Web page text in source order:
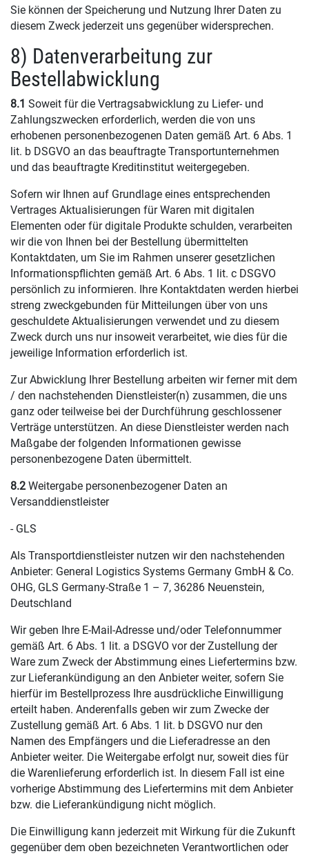
Sie können der Speicherung und Nutzung Ihrer Daten zu
diesem Zweck jederzeit uns gegenüber widersprechen.
8) Datenverarbeitung zur
Bestellabwicklung
8.1 Soweit für die Vertragsabwicklung zu Liefer- und
Zahlungszwecken erforderlich, werden die von uns
erhobenen personenbezogenen Daten gemäß Art. 6 Abs. 1
lit. b DSGVO an das beauftragte Transportunternehmen
und das beauftragte Kreditinstitut weitergegeben.
Sofern wir Ihnen auf Grundlage eines entsprechenden
Vertrages Aktualisierungen für Waren mit digitalen
Elementen oder für digitale Produkte schulden, verarbeiten
wir die von Ihnen bei der Bestellung übermittelten
Kontaktdaten, um Sie im Rahmen unserer gesetzlichen
Informationspflichten gemäß Art. 6 Abs. 1 lit. c DSGVO
persönlich zu informieren. Ihre Kontaktdaten werden hierbei
streng zweckgebunden für Mitteilungen über von uns
geschuldete Aktualisierungen verwendet und zu diesem
Zweck durch uns nur insoweit verarbeitet, wie dies für die
jeweilige Information erforderlich ist.
Zur Abwicklung Ihrer Bestellung arbeiten wir ferner mit dem
/ den nachstehenden Dienstleister(n) zusammen, die uns
ganz oder teilweise bei der Durchführung geschlossener
Verträge unterstützen. An diese Dienstleister werden nach
Maßgabe der folgenden Informationen gewisse
personenbezogene Daten übermittelt.
8.2 Weitergabe personenbezogener Daten an
Versanddienstleister
- GLS
Als Transportdienstleister nutzen wir den nachstehenden
Anbieter: General Logistics Systems Germany GmbH & Co.
OHG, GLS Germany-Straße 1 – 7, 36286 Neuenstein,
Deutschland
Wir geben Ihre E-Mail-Adresse und/oder Telefonnummer
gemäß Art. 6 Abs. 1 lit. a DSGVO vor der Zustellung der
Ware zum Zweck der Abstimmung eines Liefertermins bzw.
zur Lieferankündigung an den Anbieter weiter, sofern Sie
hierfür im Bestellprozess Ihre ausdrückliche Einwilligung
erteilt haben. Anderenfalls geben wir zum Zwecke der
Zustellung gemäß Art. 6 Abs. 1 lit. b DSGVO nur den
Namen des Empfängers und die Lieferadresse an den
Anbieter weiter. Die Weitergabe erfolgt nur, soweit dies für
die Warenlieferung erforderlich ist. In diesem Fall ist eine
vorherige Abstimmung des Liefertermins mit dem Anbieter
bzw. die Lieferankündigung nicht möglich.
Die Einwilligung kann jederzeit mit Wirkung für die Zukunft
gegenüber dem oben bezeichneten Verantwortlichen oder